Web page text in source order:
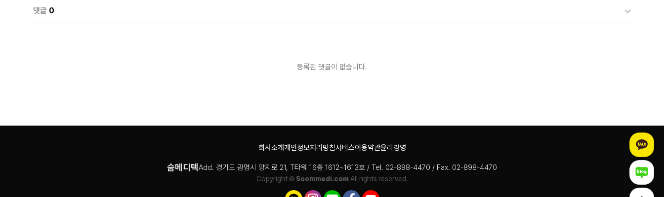
댓글 0
등록된 댓글이 없습니다.
회사소개개인정보처리방침서비스이용약관윤리경영
숨메디텍Add. 경기도 광명시 양지로 21, T타워 16층 1612~1613호 / Tel. 02-898-4470 / Fax. 02-898-4470
Copyright © Soommedi.comAll rights reserved.